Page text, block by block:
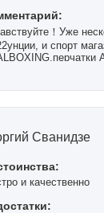
！Уже
и спорт
Сванидзе
и качественно